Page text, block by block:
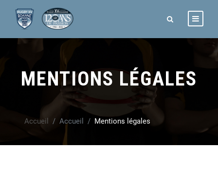
MENTIONS LÉGALES
Accueil Accueil Mentions légales